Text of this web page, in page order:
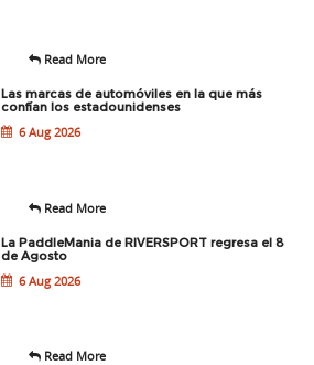
Read More
Las marcas de automóviles en la que más
confían los estadounidenses
6 Aug 2026
Read More
La PaddleMania de RIVERSPORT regresa el 8
de Agosto
6 Aug 2026
Read More